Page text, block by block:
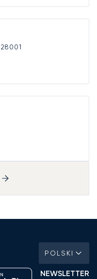
28001
POLSKI
NEWSLETTER